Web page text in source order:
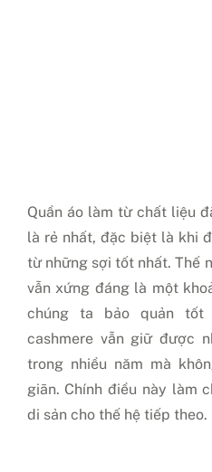
Quần áo làm từ chất liệu
là rẻ nhất, đặc biệt là khi
từ những sợi tốt nhất. Thế
vẫn xứng đáng là một
chúng ta bảo quản
cashmere vẫn giữ được
trong nhiều năm mà
giãn. Chính điều này làm
di sản cho thế hệ tiếp theo.